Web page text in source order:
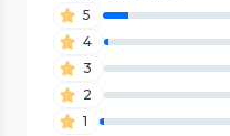
5
4
3
2
1